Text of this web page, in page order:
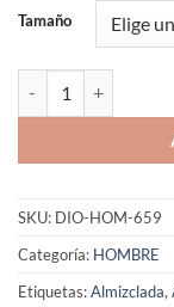
Tamaño
SKU: DIO-HOM-659
Categoría: HOMBRE
Etiquetas:Almizclada,